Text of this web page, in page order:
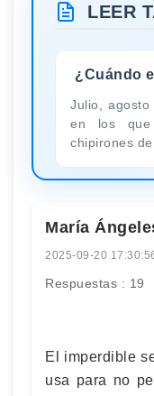
LEER
¿Cuándo
Julio,
en los que
chipirones
María
2025-09-20
Respuestas : 19
El imperdible
usa para no